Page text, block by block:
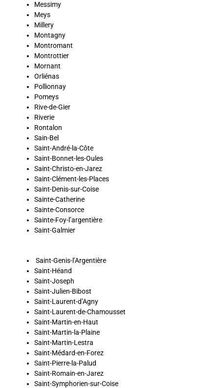
Messimy
Meys
Millery
Montagny
Montromant
Montrottier
Mornant
Orliénas
Pollionnay
Pomeys
Rive-de-Gier
Riverie
Rontalon
Sain-Bel
Saint-André-la-Côte
Saint-Bonnet-les-Oules
Saint-Christo-en-Jarez
Saint-Clément-les-Places
Saint-Denis-sur-Coise
Sainte-Catherine
Sainte-Consorce
Sainte-Foy-l’argentière
Saint-Galmier
Saint-Genis-l’Argentière
Saint-Héand
Saint-Joseph
Saint-Julien-Bibost
Saint-Laurent-d’Agny
Saint-Laurent-de-Chamousset
Saint-Martin-en-Haut
Saint-Martin-la-Plaine
Saint-Martin-Lestra
Saint-Médard-en-Forez
Saint-Pierre-la-Palud
Saint-Romain-en-Jarez
Saint-Symphorien-sur-Coise